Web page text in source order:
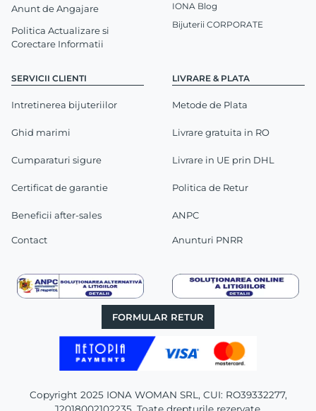
Anunt de Angajare
Politica Actualizare si
Corectare Informatii
SERVICII CLIENTI
Intretinerea bijuteriilor
Ghid marimi
Cumparaturi sigure
Certificat de garantie
Beneficii after-sales
Contact
LIVRARE & PLATA
Metode de Plata
Livrare gratuita in RO
Livrare in UE prin DHL
Politica de Retur
ANPC
Anunturi PNRR
IONA Blog
Bijuterii CORPORATE
FORMULAR RETUR
Copyright 2025 IONA WOMAN SRL, CUI: RO39332277,